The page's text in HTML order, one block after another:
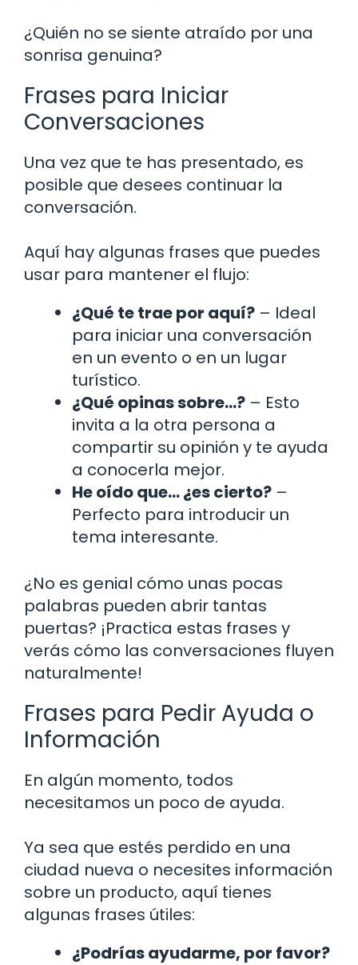
¿Quién no se siente atraído por una
sonrisa genuina?
Frases para Iniciar
Conversaciones
Una vez que te has presentado, es
posible que desees continuar la
conversación.
Aquí hay algunas frases que puedes
usar para mantener el flujo:
¿Qué te trae por aquí? – Ideal
para iniciar una conversación
en un evento o en un lugar
turístico.
¿Qué opinas sobre…? – Esto
invita a la otra persona a
compartir su opinión y te ayuda
a conocerla mejor.
He oído que… ¿es cierto? –
Perfecto para introducir un
tema interesante.
¿No es genial cómo unas pocas
palabras pueden abrir tantas
puertas? ¡Practica estas frases y
verás cómo las conversaciones fluyen
naturalmente!
Frases para Pedir Ayuda o
Información
En algún momento, todos
necesitamos un poco de ayuda.
Ya sea que estés perdido en una
ciudad nueva o necesites información
sobre un producto, aquí tienes
algunas frases útiles:
¿Podrías ayudarme, por favor?